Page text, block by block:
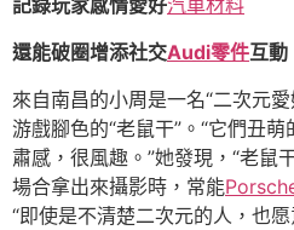
記錄玩家感情愛好汽車材料
還能破圈增添社交Audi零件互動
來自南昌的小周是一名“二次元
游戲腳色的“老鼠干”。“它們丑
肅感，很風趣。”她發現，“老鼠
場合拿出來攝影時，常能
“即使是不清楚二次元的人，也